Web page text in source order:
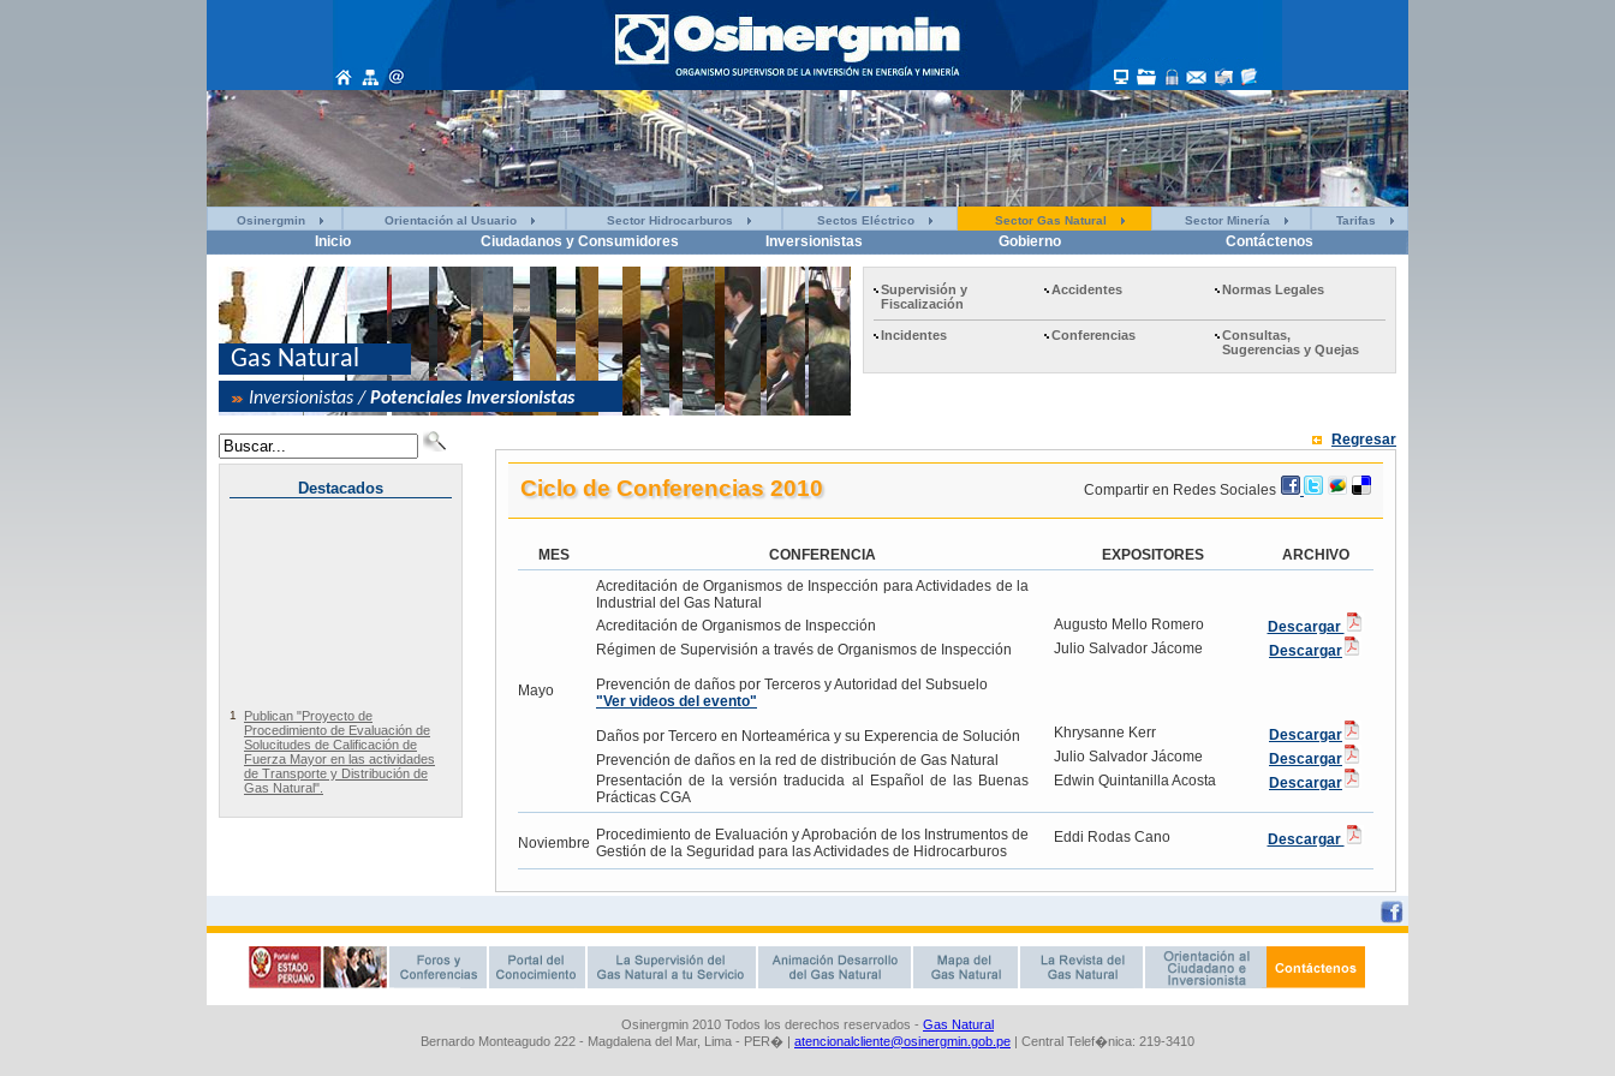
Osinergmin Orientación al Usuario Sector Hidrocarburos Sectos Eléctrico Sector Gas Natural Sector Minería Tarifas
Inicio Ciudadanos y Consumidores Inversionistas Gobierno Contáctenos
Supervisión y
Fiscalización
Accidentes Normas Legales
Incidentes Conferencias
Consultas,
Sugerencias y Quejas
Osinergmin 2010 Todos los derechos reservados - Gas Natural
Bernardo Monteagudo 222 - Magdalena del Mar, Lima - PER� | atencionalcliente@osinergmin.gob.pe | Central Telef�nica: 219-3410